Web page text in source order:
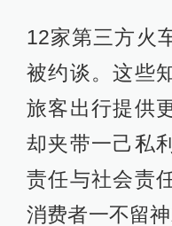
12家第三方火
被约谈。这些
旅客出行提供
却夹带一己私
责任与社会责
消费者一不留